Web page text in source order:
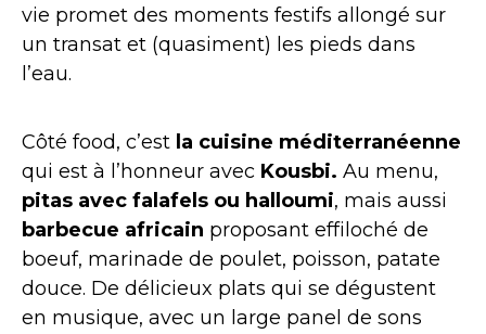
vie promet des moments festifs allongé sur
un transat et (quasiment) les pieds dans
l’eau.
Côté food, c’est la cuisine méditerranéenne
qui est à l’honneur avec Kousbi. Au menu,
pitas avec falafels ou halloumi, mais aussi
barbecue africain proposant effiloché de
boeuf, marinade de poulet, poisson, patate
douce. De délicieux plats qui se dégustent
en musique, avec un large panel de sons